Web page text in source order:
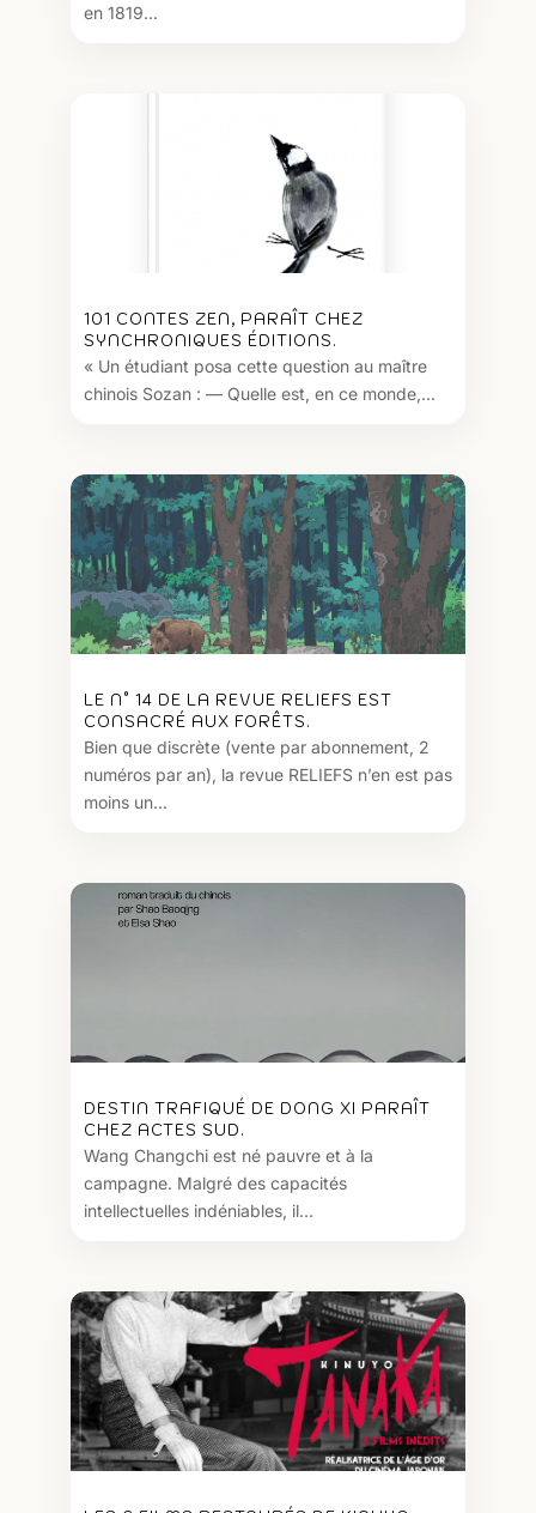
en 1819...
101 CONTES ZEN, PARAÎT CHEZ
SYNCHRONIQUES ÉDITIONS.
« Un étudiant posa cette question au maître
chinois Sozan : — Quelle est, en ce monde,...
LE N° 14 DE LA REVUE RELIEFS EST
CONSACRÉ AUX FORÊTS.
Bien que discrète (vente par abonnement, 2
numéros par an), la revue RELIEFS n’en est pas
moins un...
DESTIN TRAFIQUÉ DE DONG XI PARAÎT
CHEZ ACTES SUD.
Wang Changchi est né pauvre et à la
campagne. Malgré des capacités
intellectuelles indéniables, il...